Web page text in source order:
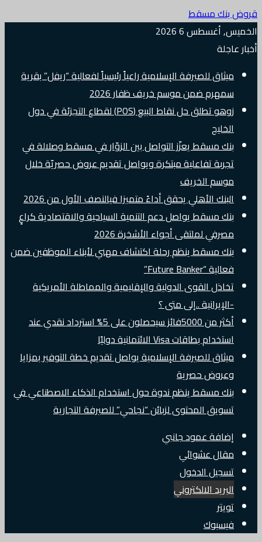
قروض بنك مسقط
الخميس, أغسطس 6 2026
أخبار عاجلة
ميثاق للصيرفة الإسلامية راعياً رئيسياً لفعالية “ريفل” بقرية
سمهرم ضمن موسم خريف ظفار 2026
زوهو تطلق حل نقاط البيع (POS) لقطاع التجزئة في دول
الخليج
بنك مسقط يعزّز التواصل بين الزوّار في مسقط وصلالة في
تجربة تفاعلية مبتكرة ويواصل تقديم عروض حصريّة خلال
موسم الخريف
البنك الأهلي يحقق أداءً متميزا فيالنصف الأول من 2026
بنك مسقط يواصل دعم التنمية السياحية والاقتصادية كراعٍ
مصرفي لملتقى أجواء الأشخرة 2026
بنك مسقط ينظم رحلة اكتشاف مهني لأبناء الموظفين ضمن
فعالية “Future Banker”
تخاذل القوى الدولية والإقليمية والمماطلة الأمريكية
-الإيرانية ..إلى متى ؟
أكثر من 5000فائز سيحصلون على 5% استرداد نقدي عند
استخدام بطاقات Visa الائتمانية دوليًا
ميثاق للصيرفة الإسلامية يواصل تقديم خطة التوفير بمزايا
وعروض حصرية
بنك مسقط ينظم ندوة حول استخدام الذكاء الاصطناعي في
تسويق المحتوى لزبائن “نجاحي” للصيرفة التجارية
إضافة عمود جانبي
مقال عشوائي
تسجيل الدخول
البريد الالكتروني
تويتر
فيسبوك